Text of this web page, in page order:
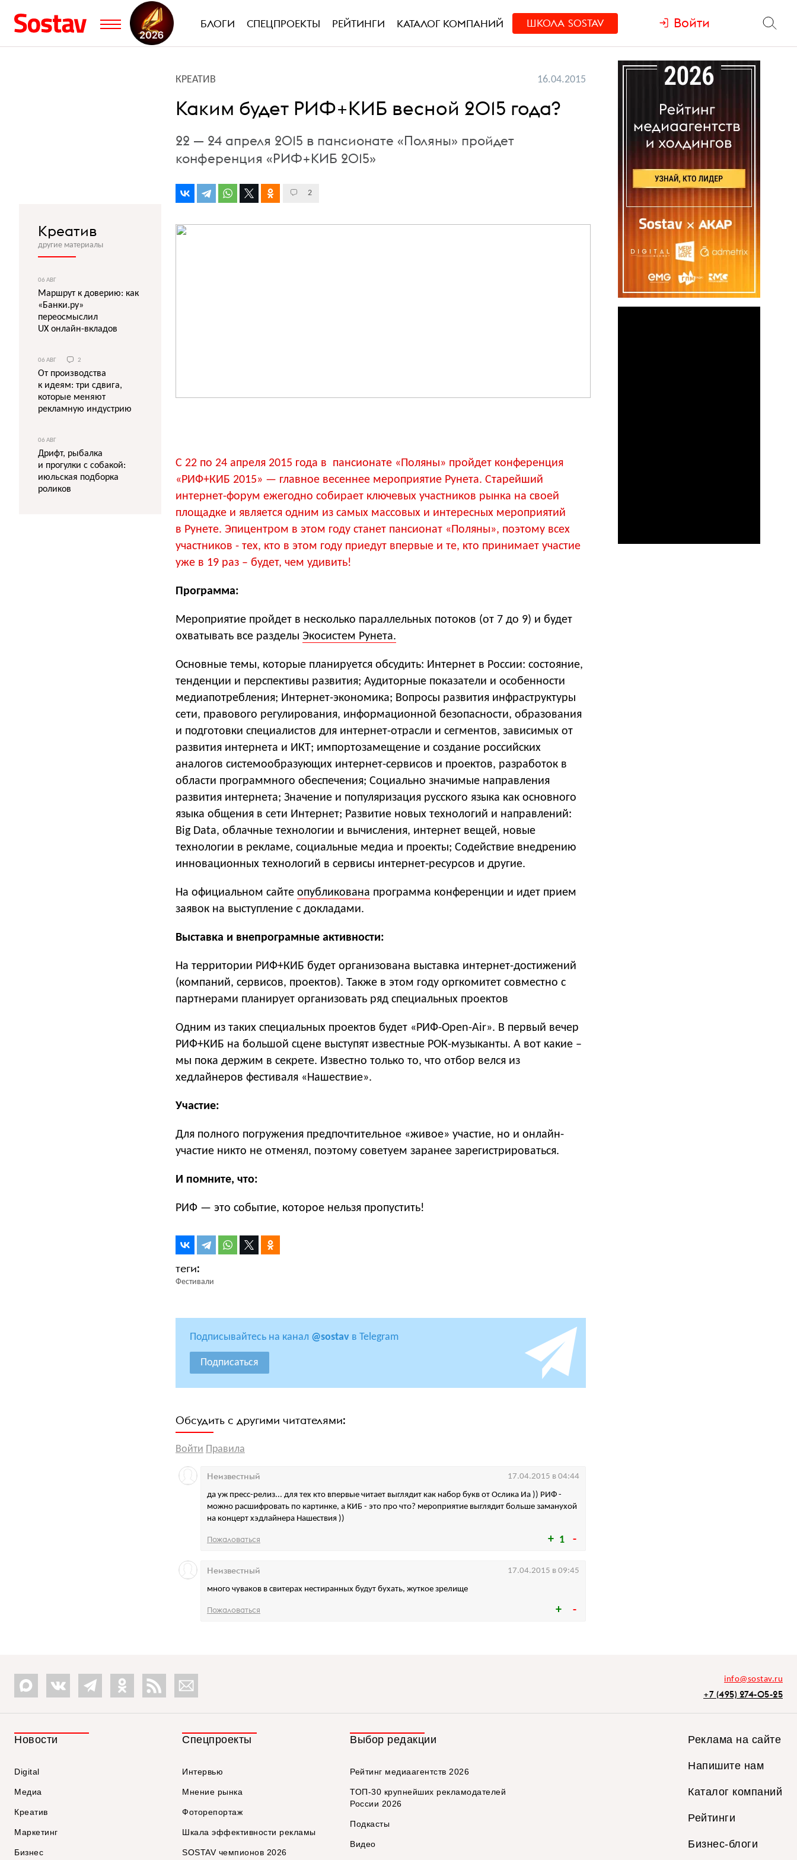
БЛОГИ СПЕЦПРОЕКТЫ РЕЙТИНГИ КАТАЛОГ КОМПАНИЙ ШКОЛА SOSTAV Войти
КРЕАТИВ 16.04.2015
Каким будет РИФ+КИБ весной 2015 года?
22 — 24 апреля 2015 в пансионате «Поляны» пройдет
конференция «РИФ+КИБ 2015»
2
C 22 по 24 апреля 2015 года в пансионате «Поляны» пройдет конференция
«РИФ+КИБ 2015» — главное весеннее мероприятие Рунета. Старейший
интернет-форум ежегодно собирает ключевых участников рынка на своей
площадке и является одним из самых массовых и интересных мероприятий
в Рунете. Эпицентром в этом году станет пансионат «Поляны», поэтому всех
участников - тех, кто в этом году приедут впервые и те, кто принимает участие
уже в 19 раз – будет, чем удивить!
Программа:
Мероприятие пройдет в несколько параллельных потоков (от 7 до 9) и будет
охватывать все разделы Экосистем Рунета.
Основные темы, которые планируется обсудить: Интернет в России: состояние,
тенденции и перспективы развития; Аудиторные показатели и особенности
медиапотребления; Интернет-экономика; Вопросы развития инфраструктуры
сети, правового регулирования, информационной безопасности, образования
и подготовки специалистов для интернет-отрасли и сегментов, зависимых от
развития интернета и ИКТ; импортозамещение и создание российских
аналогов системообразующих интернет-сервисов и проектов, разработок в
области программного обеспечения; Социально значимые направления
развития интернета; Значение и популяризация русского языка как основного
языка общения в сети Интернет; Развитие новых технологий и направлений:
Big Data, облачные технологии и вычисления, интернет вещей, новые
технологии в рекламе, социальные медиа и проекты; Содействие внедрению
инновационных технологий в сервисы интернет-ресурсов и другие.
На официальном сайте опубликована программа конференции и идет прием
заявок на выступление с докладами.
Выставка и внепрограмные активности:
На территории РИФ+КИБ будет организована выставка интернет-достижений
(компаний, сервисов, проектов). Также в этом году оргкомитет совместно с
партнерами планирует организовать ряд специальных проектов
Одним из таких специальных проектов будет «РИФ-Open-Air». В первый вечер
РИФ+КИБ на большой сцене выступят известные РОК-музыканты. А вот какие –
мы пока держим в секрете. Известно только то, что отбор велся из
хедлайнеров фестиваля «Нашествие».
Участие:
Для полного погружения предпочтительное «живое» участие, но и онлайн-
участие никто не отменял, поэтому советуем заранее зарегистрироваться.
И помните, что:
РИФ — это событие, которое нельзя пропустить!
Фестивали
Подписывайтесь на канал @sostav в Telegram
Подписаться
Обсудить с другими читателями:
Войти Правила
1
да уж пресс-релиз... для тех кто впервые читает выглядит как набор букв от Ослика Иа )) РИФ -
можно расшифровать по картинке, а КИБ - это про что? мероприятие выглядит больше заманухой
на концерт хэдлайнера Нашествия ))
Неизвестный 17.04.2015 в 04:44
Пожаловаться
много чуваков в свитерах нестиранных будут бухать, жуткое зрелище
Неизвестный 17.04.2015 в 09:45
Пожаловаться
Креатив
другие материалы
06 АВГ
Маршрут к доверию: как
«Банки.ру»
переосмыслил
UX онлайн-вкладов
06 АВГ 2
От производства
к идеям: три сдвига,
которые меняют
рекламную индустрию
06 АВГ
Дрифт, рыбалка
и прогулки с собакой:
июльская подборка
роликов
info@sostav.ru
+7 (495) 274-05-25
Новости
Digital
Медиа
Креатив
Маркетинг
Бизнес
Спецпроекты
Интервью
Мнение рынка
Фоторепортаж
Шкала эффективности рекламы
SOSTAV чемпионов 2026
Выбор редакции
Рейтинг медиаагентств 2026
ТОП-30 крупнейших рекламодателей
России 2026
Подкасты
Видео
Реклама на сайте
Напишите нам
Каталог компаний
Рейтинги
Бизнес-блоги